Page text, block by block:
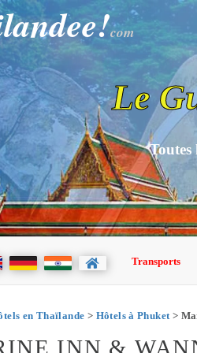
com
Le
Transports
en Thaïlande > Hôtels à Phuket>
INN &